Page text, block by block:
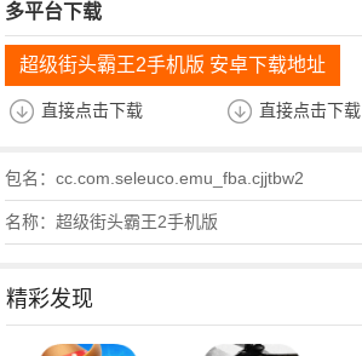
多平台下载
超级街头霸王2手机版 安卓下载地址
直接点击下载 直接点击下载
包名：cc.com.seleuco.emu_fba.cjjtbw2
名称：超级街头霸王2手机版
精彩发现